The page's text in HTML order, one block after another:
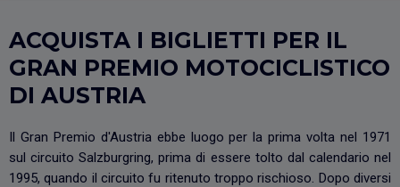
ACQUISTA I BIGLIETTI PER IL
GRAN PREMIO MOTOCICLISTICO
DI AUSTRIA
Il Gran Premio d'Austria ebbe luogo per la prima volta nel 1971
sul circuito Salzburgring, prima di essere tolto dal calendario nel
1995, quando il circuito fu ritenuto troppo rischioso. Dopo diversi